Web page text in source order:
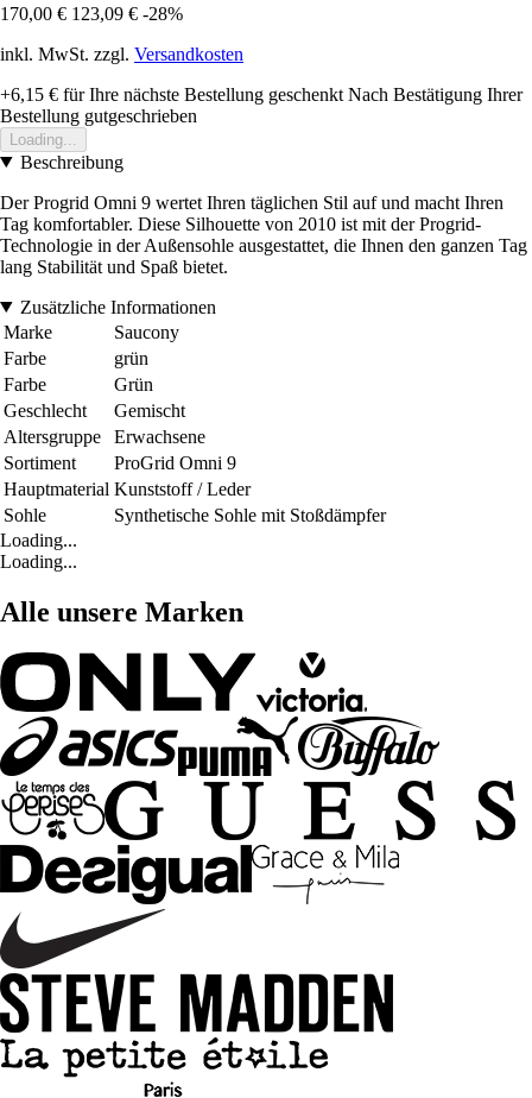
170,00 € 123,09 € -28%
inkl. MwSt. zzgl. Versandkosten
+6,15 € für Ihre nächste Bestellung geschenkt Nach Bestätigung Ihrer
Bestellung gutgeschrieben
Loading...
Beschreibung
Der Progrid Omni 9 wertet Ihren täglichen Stil auf und macht Ihren
Tag komfortabler. Diese Silhouette von 2010 ist mit der Progrid-
Technologie in der Außensohle ausgestattet, die Ihnen den ganzen Tag
lang Stabilität und Spaß bietet.
Zusätzliche Informationen
Marke
Saucony
Farbe
grün
Farbe
Grün
Geschlecht
Gemischt
Altersgruppe
Erwachsene
Sortiment
ProGrid Omni 9
Hauptmaterial Kunststoff / Leder
Sohle
Synthetische Sohle mit Stoßdämpfer
Loading...
Loading...
Alle unsere Marken